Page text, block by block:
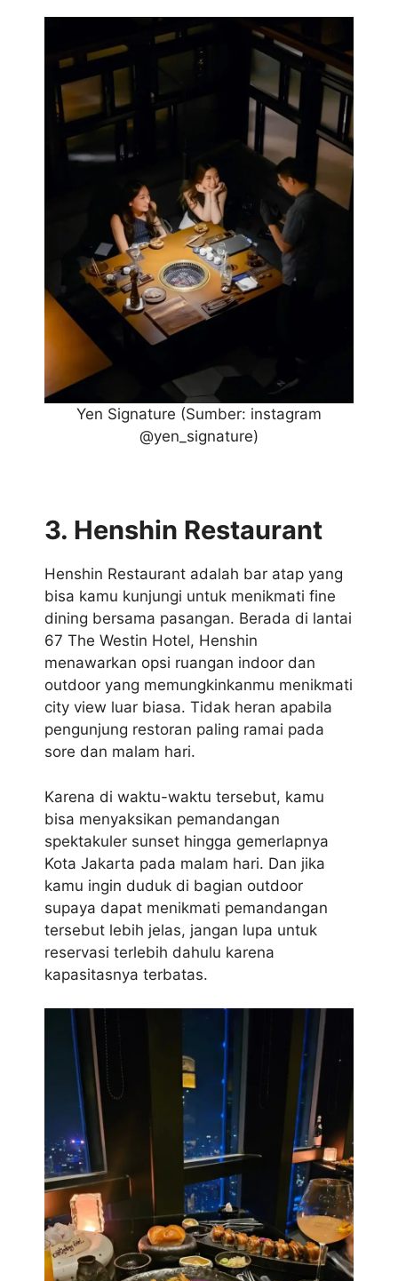
Yen Signature (Sumber: instagram
@yen_signature)
3. Henshin Restaurant
Henshin Restaurant adalah bar atap yang
bisa kamu kunjungi untuk menikmati fine
dining bersama pasangan. Berada di lantai
67 The Westin Hotel, Henshin
menawarkan opsi ruangan indoor dan
outdoor yang memungkinkanmu menikmati
city view luar biasa. Tidak heran apabila
pengunjung restoran paling ramai pada
sore dan malam hari.
Karena di waktu-waktu tersebut, kamu
bisa menyaksikan pemandangan
spektakuler sunset hingga gemerlapnya
Kota Jakarta pada malam hari. Dan jika
kamu ingin duduk di bagian outdoor
supaya dapat menikmati pemandangan
tersebut lebih jelas, jangan lupa untuk
reservasi terlebih dahulu karena
kapasitasnya terbatas.